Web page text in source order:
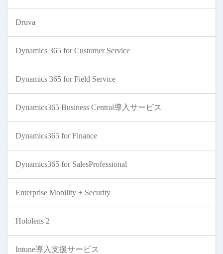
Druva
Dynamics 365 for Customer Service
Dynamics 365 for Field Service
Dynamics365 Business Central導入サービス
Dynamics365 for Finance
Dynamics365 for SalesProfessional
Enterprise Mobility + Security
Hololens 2
Intune導入支援サービス